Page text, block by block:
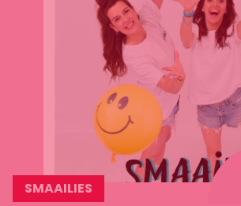
SMAAILIES
Lees